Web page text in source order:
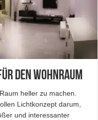
den Wohnraum
heller zu machen.
Lichtkonzept darum,
und interessanter